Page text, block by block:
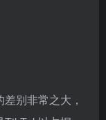
TikTok以占据